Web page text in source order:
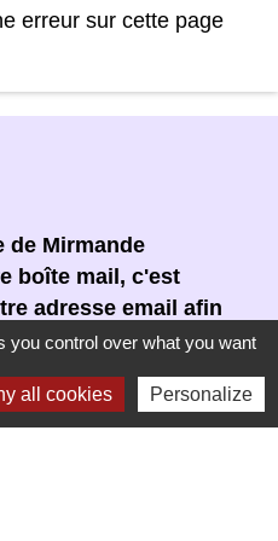
erreur sur cette page
de Mirmande
boîte mail, c'est
adresse email afin
newsletter.
email, vous
you control over what you want
all cookies Personalize